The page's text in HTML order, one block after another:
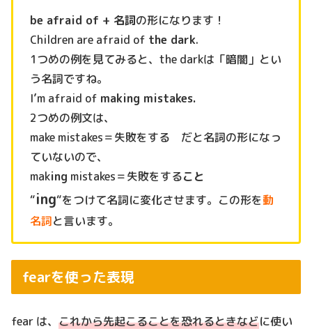
be afraid of + 名詞の形になります！
Children are afraid of the dark.
1つめの例を見てみると、the darkは「暗闇」とい
う名詞ですね。
I’m afraid of making mistakes.
2つめの例文は、
make mistakes＝失敗をする だと名詞の形になっ
ていないので、
making mistakes＝失敗をすること
“ing“をつけて名詞に変化させます。この形を動
名詞と言います。
fearを使った表現
fear は、 これから先起こることを恐れるときなどに使い